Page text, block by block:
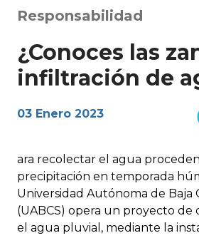
Responsabilidad
¿Conoces las
infiltración de
03 Enero 2023
ara recolectar el agua
precipitación en temporada
Universidad Autónoma de Baja
(UABCS) opera un proyecto de
el agua pluvial, mediante la